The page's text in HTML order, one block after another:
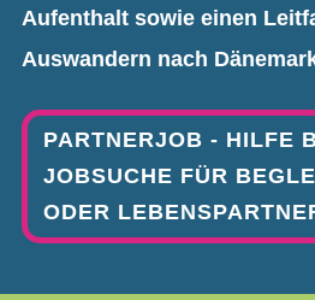
Aufenthalt sowie einen
Auswandern nach
PARTNERJOB - HILFE
JOBSUCHE FÜR
ODER